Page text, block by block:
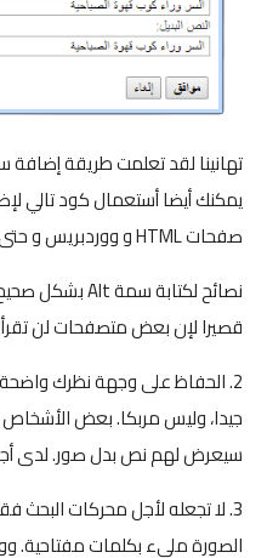
صفحات HTML و ووردبريس و حتى بلوجر
قصيرا لإن بعض متصفحات لن
2. الحفاظ على وجهة نظرك
جيدا، وليس مربكا. بعض
سيعرض لهم نص بدل صور. لدى
3. لا تجعله لأجل محركات
الصورة مليء بكلمات مفتاحية.